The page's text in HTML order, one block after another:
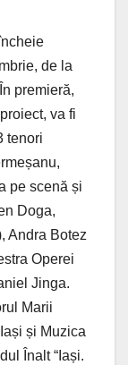
de la
premieră,
va fi
tenori
pe scenă și
Doga,
Andra Botez
Operei
Jinga.
Marii
și Muzica
Înalt “Iași.